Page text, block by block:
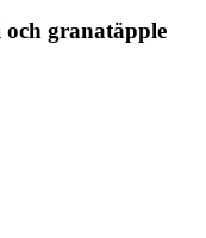
granatäpple